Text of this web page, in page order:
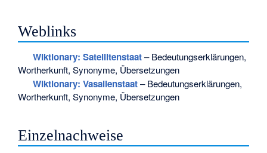
Weblinks
Wiktionary: Satellitenstaat– Bedeutungserklärungen,
Wortherkunft, Synonyme, Übersetzungen
Wiktionary: Vasallenstaat– Bedeutungserklärungen,
Wortherkunft, Synonyme, Übersetzungen
Einzelnachweise